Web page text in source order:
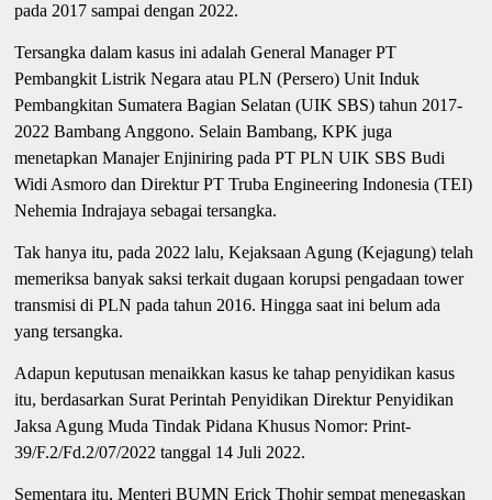
pada 2017 sampai dengan 2022.
Tersangka dalam kasus ini adalah General Manager PT
Pembangkit Listrik Negara atau PLN (Persero) Unit Induk
Pembangkitan Sumatera Bagian Selatan (UIK SBS) tahun 2017-
2022 Bambang Anggono. Selain Bambang, KPK juga
menetapkan Manajer Enjiniring pada PT PLN UIK SBS Budi
Widi Asmoro dan Direktur PT Truba Engineering Indonesia (TEI)
Nehemia Indrajaya sebagai tersangka.
Tak hanya itu, pada 2022 lalu, Kejaksaan Agung (Kejagung) telah
memeriksa banyak saksi terkait dugaan korupsi pengadaan tower
transmisi di PLN pada tahun 2016. Hingga saat ini belum ada
yang tersangka.
Adapun keputusan menaikkan kasus ke tahap penyidikan kasus
itu, berdasarkan Surat Perintah Penyidikan Direktur Penyidikan
Jaksa Agung Muda Tindak Pidana Khusus Nomor: Print-
39/F.2/Fd.2/07/2022 tanggal 14 Juli 2022.
Sementara itu, Menteri BUMN Erick Thohir sempat menegaskan